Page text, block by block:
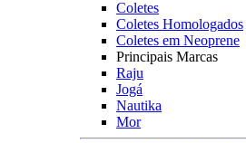
Coletes
Coletes Homologados
Coletes em Neoprene
Principais Marcas
Raju
Jogá
Nautika
Mor